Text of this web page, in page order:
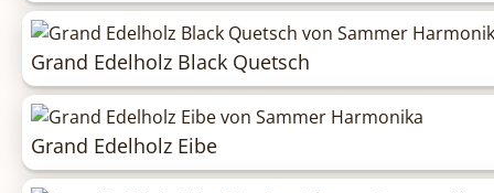
Grand Edelholz Black Quetsch
Grand Edelholz Eibe